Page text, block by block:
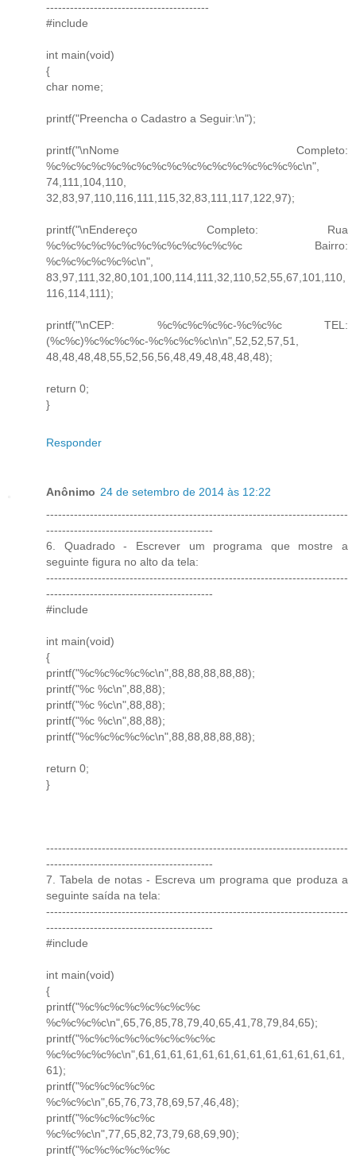
-----------------------------------------
#include
int main(void)
{
char nome;
printf("Preencha o Cadastro a Seguir:\n");
printf("\nNome Completo:
%c%c%c%c%c%c%c%c%c%c%c%c%c%c%c%c%c\n",
74,111,104,110,
32,83,97,110,116,111,115,32,83,111,117,122,97);
printf("\nEndereço Completo: Rua
%c%c%c%c%c%c%c%c%c%c%c%c%c Bairro:
%c%c%c%c%c%c\n",
83,97,111,32,80,101,100,114,111,32,110,52,55,67,101,110,
116,114,111);
printf("\nCEP: %c%c%c%c%c-%c%c%c TEL:
(%c%c)%c%c%c%c-%c%c%c%c\n\n",52,52,57,51,
48,48,48,48,55,52,56,56,48,49,48,48,48,48);
return 0;
}
Responder
Anônimo 24 de setembro de 2014 às 12:22
----------------------------------------------------------------------------
------------------------------------------
6. Quadrado - Escrever um programa que mostre a
seguinte figura no alto da tela:
----------------------------------------------------------------------------
------------------------------------------
#include
int main(void)
{
printf("%c%c%c%c%c\n",88,88,88,88,88);
printf("%c %c\n",88,88);
printf("%c %c\n",88,88);
printf("%c %c\n",88,88);
printf("%c%c%c%c%c\n",88,88,88,88,88);
return 0;
}
----------------------------------------------------------------------------
------------------------------------------
7. Tabela de notas - Escreva um programa que produza a
seguinte saída na tela:
----------------------------------------------------------------------------
------------------------------------------
#include
int main(void)
{
printf("%c%c%c%c%c%c%c%c
%c%c%c%c\n",65,76,85,78,79,40,65,41,78,79,84,65);
printf("%c%c%c%c%c%c%c%c%c
%c%c%c%c%c\n",61,61,61,61,61,61,61,61,61,61,61,61,61,
61);
printf("%c%c%c%c%c
%c%c%c\n",65,76,73,78,69,57,46,48);
printf("%c%c%c%c%c
%c%c%c\n",77,65,82,73,79,68,69,90);
printf("%c%c%c%c%c%c